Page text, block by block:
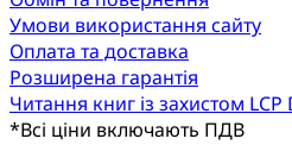
Умови використання сайту
Оплата та доставка
Розширена гарантія
Читання книг із захистом LCP
*Всі ціни включають ПДВ